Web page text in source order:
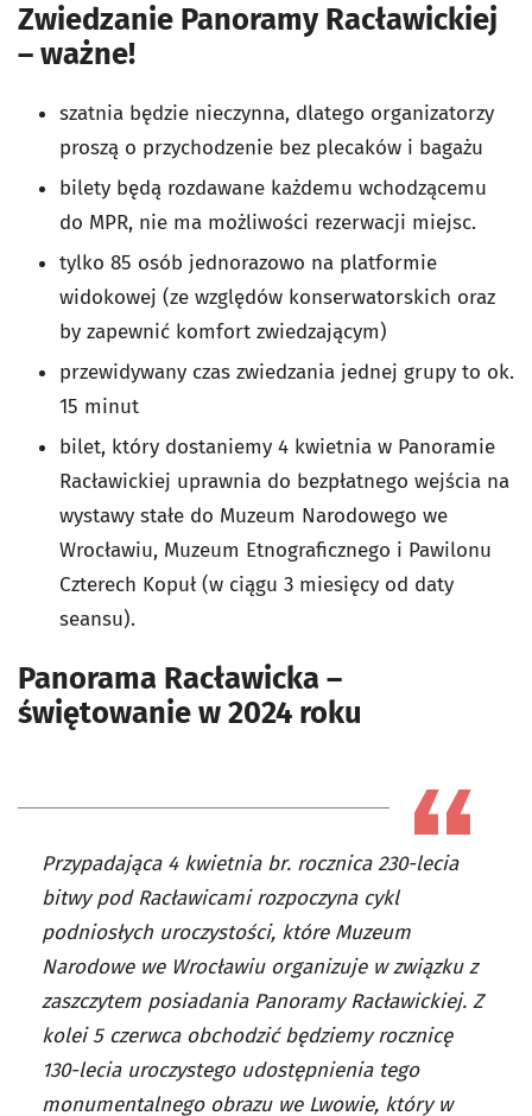
Zwiedzanie Panoramy Racławickiej
– ważne!
szatnia będzie nieczynna, dlatego organizatorzy
proszą o przychodzenie bez plecaków i bagażu
bilety będą rozdawane każdemu wchodzącemu
do MPR, nie ma możliwości rezerwacji miejsc.
tylko 85 osób jednorazowo na platformie
widokowej (ze względów konserwatorskich oraz
by zapewnić komfort zwiedzającym)
przewidywany czas zwiedzania jednej grupy to ok.
15 minut
bilet, który dostaniemy 4 kwietnia w Panoramie
Racławickiej uprawnia do bezpłatnego wejścia na
wystawy stałe do Muzeum Narodowego we
Wrocławiu, Muzeum Etnograficznego i Pawilonu
Czterech Kopuł (w ciągu 3 miesięcy od daty
seansu).
Panorama Racławicka –
świętowanie w 2024 roku
Przypadająca 4 kwietnia br. rocznica 230-lecia
bitwy pod Racławicami rozpoczyna cykl
podniosłych uroczystości, które Muzeum
Narodowe we Wrocławiu organizuje w związku z
zaszczytem posiadania Panoramy Racławickiej. Z
kolei 5 czerwca obchodzić będziemy rocznicę
130-lecia uroczystego udostępnienia tego
monumentalnego obrazu we Lwowie, który w